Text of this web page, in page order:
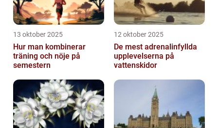
13 oktober 2025
Hur man kombinerar
träning och nöje på
semestern
12 oktober 2025
De mest adrenalinfyllda
upplevelserna på
vattenskidor